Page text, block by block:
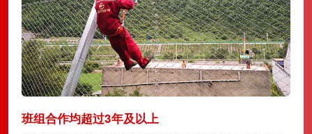
班组合作均超过3年及以上